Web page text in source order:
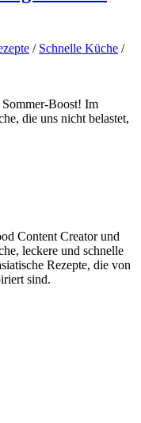
/ Schnelle Küche /
Boost! Im
die uns nicht belastet,
Content Creator und
leckere und schnelle
Rezepte, die von
sind.